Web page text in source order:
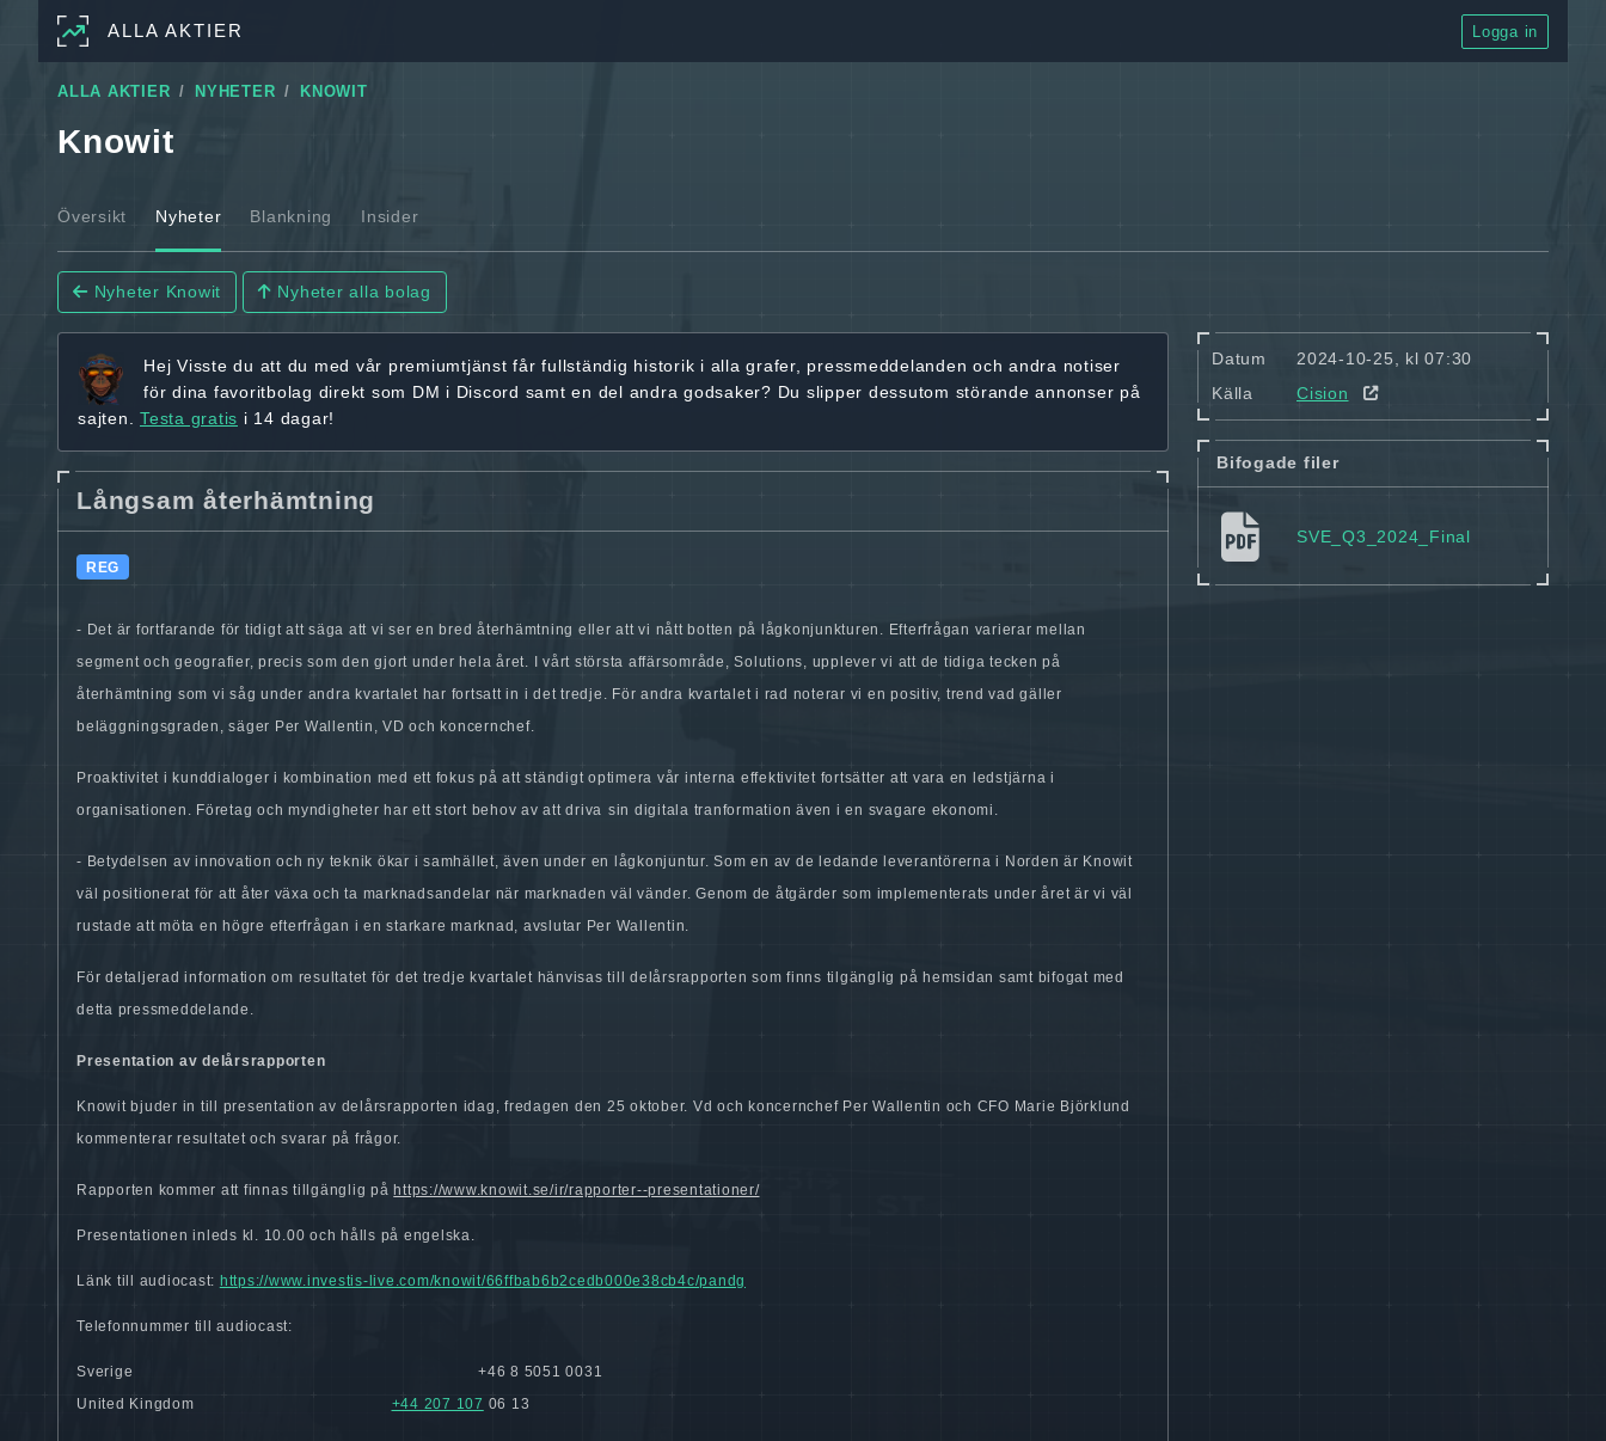
ALLA AKTIER Logga in
ALLA AKTIER NYHETER KNOWIT
Knowit
Översikt Nyheter Blankning Insider
Nyheter Knowit Nyheter alla bolag
Hej Visste du att du med vår premiumtjänst fårfullständig historik i alla grafer, pressmeddelanden och andra notiser
för dina favoritbolag direkt som DM i Discord samt en del andra godsaker? Du slipper dessutom störande annonser på
sajten. Testa gratis i 14 dagar!
Långsam återhämtning
REG
- Det är fortfarande för tidigt att säga att vi ser en bred återhämtning eller att vi nått botten på lågkonjunkturen. Efterfrågan varierar mellan
segment och geografier, precis som den gjort under hela året. I vårt största affärsområde, Solutions, upplever vi att de tidiga tecken på
återhämtning som vi såg under andra kvartalet har fortsatt in i det tredje. För andra kvartalet i rad noterar vi en positiv, trend vad gäller
beläggningsgraden
, säger Per Wallentin, VD och koncernchef.
Proaktivitet i kunddialoger i kombination med ett fokus på att ständigt optimera vår interna effektivitet fortsätter att vara en ledstjärna i
organisationen. Företag och myndigheter har ett stort behov av att driva sin digitala tranformation även i en svagare ekonomi.
- Betydelsen av innovation och ny teknik ökar i samhället, även under en lågkonjuntur. Som en av de ledande leverantörerna i Norden är Knowit
väl positionerat för att åter växa och ta marknadsandelar när marknaden väl vänder. Genom de åtgärder som implementerats under året är vi väl
rustade att möta en högre efterfrågan i en starkare marknad , avslutar Per Wallentin.
För detaljerad information om resultatet för det tredje kvartalet hänvisas till delårsrapporten som finns tilgänglig på hemsidan samt bifogat med
detta pressmeddelande.
Presentation av delårsrapporten
Knowit bjuder in till presentation av delårsrapporten idag, fredagen den 25 oktober. Vd och koncernchef Per Wallentin och CFO Marie Björklund
kommenterar resultatet och svarar på frågor.
Rapporten kommer att finnas tillgänglig påhttps://www.knowit.se/ir/rapporter--presentationer/
Presentationen inleds kl. 10.00 och hålls på engelska.
Länk till audiocast: https://www.investis-live.com/knowit/66ffbab6b2cedb000e38cb4c/pandg
Telefonnummer till audiocast:
Sverige +46 8 5051 0031
United Kingdom +44 207 107 06 13
Datum
2024-10-25, kl 07:30
Källa
Cision
Bifogade filer
SVE_​Q3_​2024_​Final